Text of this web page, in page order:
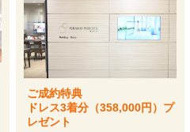
ご成約特典
ドレス3着分（358,000円）プ
レゼント